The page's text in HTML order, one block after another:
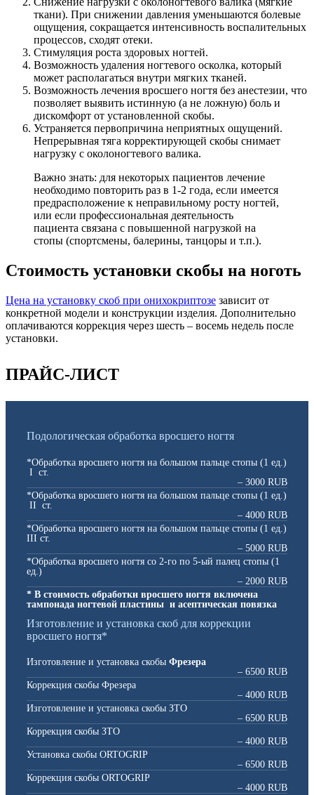
ткани). При снижении давления уменьшаются болевые
ощущения, сокращается интенсивность воспалительных
процессов, сходят отеки.
Стимуляция роста здоровых ногтей.
Возможность удаления ногтевого осколка, который
может располагаться внутри мягких тканей.
Возможность лечения вросшего ногтя без анестезии, что
позволяет выявить истинную (а не ложную) боль и
дискомфорт от установленной скобы.
Устраняется первопричина неприятных ощущений.
Непрерывная тяга корректирующей скобы снимает
нагрузку с околоногтевого валика.
Важно знать: для некоторых пациентов лечение
необходимо повторить раз в 1-2 года, если имеется
предрасположение к неправильному росту ногтей,
или если профессиональная деятельность
пациента связана с повышенной нагрузкой на
стопы (спортсмены, балерины, танцоры и т.п.).
Стоимость установки скобы на ноготь
Цена на установку скоб при онихокриптозе зависит от
конкретной модели и конструкции изделия. Дополнительно
оплачиваются коррекция через шесть – восемь недель после
установки.
ПРАЙС-ЛИСТ
Подологическая обработка вросшего ногтя
*Обработка вросшего ногтя на большом пальце стопы (1 ед.)
I ст.
– 3000 RUB
*Обработка вросшего ногтя на большом пальце стопы (1 ед.)
II ст.
– 4000 RUB
*Обработка вросшего ногтя на большом пальце стопы (1 ед.)
III ст.
– 5000 RUB
*Обработка вросшего ногтя со 2-го по 5-ый палец стопы (1
ед.)
– 2000 RUB
* В стоимость обработки вросшего ногтя включена
тампонада ногтевой пластины и асептическая повязка
Изготовление и установка скоб для коррекции
вросшего ногтя*
Изготовление и установка скобы Фрезера
– 6500 RUB
Коррекция скобы Фрезера
– 4000 RUB
Изготовление и установка скобы ЗТО
– 6500 RUB
Коррекция скобы ЗТО
– 4000 RUB
Установка скобы ORTOGRIP
– 6500 RUB
Коррекция скобы ORTOGRIP
– 4000 RUB